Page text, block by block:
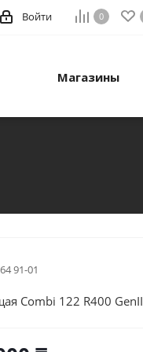
0
Войти
Магазины
91-01
Combi 122 R400 GenII